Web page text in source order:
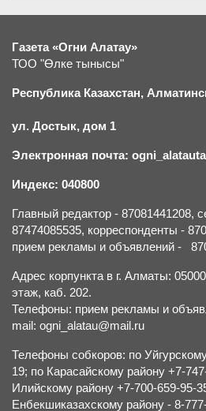
Газета «Огни Алатау»
ТОО "Өлке тынысы"
Республика Казахстан,
ул. Достык, дом 1
Электронная почта:
Индекс: 040800
Главный редактор - 87081441208,
87474085535, корреспонденты -
прием рекламы и объявлений -
Адрес корпункта в г. Алматы:
этаж, каб. 202.
Телефоны: прием рекламы и
mail: ogni_alatau@mail.ru
Телефоны собкоров: по
19; по Карасайскому району +7-
Илийскому району +7-700-659-95-
Енбекшиказахскому району - 8-